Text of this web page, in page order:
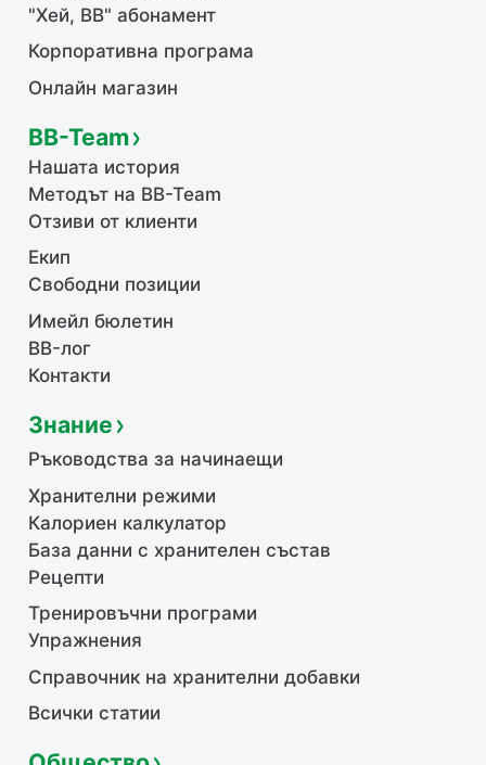
"Хей, ВВ" абонамент
Корпоративна програма
Онлайн магазин
BB-Team
Нашата история
Методът на BB-Team
Отзиви от клиенти
Екип
Свободни позиции
Имейл бюлетин
BB-лог
Контакти
Знание
Ръководства за начинаещи
Хранителни режими
Калориен калкулатор
База данни с хранителен състав
Рецепти
Тренировъчни програми
Упражнения
Справочник на хранителни добавки
Всички статии